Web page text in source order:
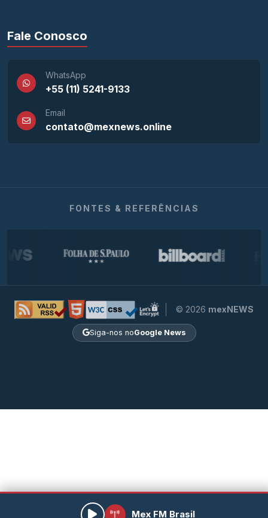
Fale Conosco
WhatsApp
+55 (11) 5241-9133
Email
contato@mexnews.online
FONTES & REFERÊNCIAS
© 2026 mexNEWS
Siga-nos noGoogle News
Mex FM Brasil